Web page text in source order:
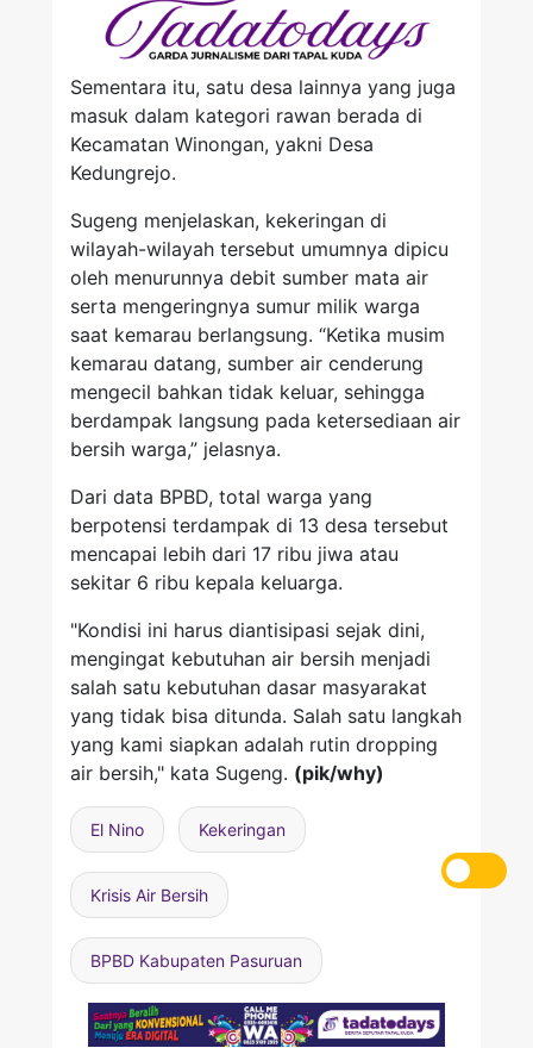
Sementara itu, satu desa lainnya yang juga
masuk dalam kategori rawan berada di
Kecamatan Winongan, yakni Desa
Kedungrejo.
Sugeng menjelaskan, kekeringan di
wilayah-wilayah tersebut umumnya dipicu
oleh menurunnya debit sumber mata air
serta mengeringnya sumur milik warga
saat kemarau berlangsung. “Ketika musim
kemarau datang, sumber air cenderung
mengecil bahkan tidak keluar, sehingga
berdampak langsung pada ketersediaan air
bersih warga,” jelasnya.
Dari data BPBD, total warga yang
berpotensi terdampak di 13 desa tersebut
mencapai lebih dari 17 ribu jiwa atau
sekitar 6 ribu kepala keluarga.
"Kondisi ini harus diantisipasi sejak dini,
mengingat kebutuhan air bersih menjadi
salah satu kebutuhan dasar masyarakat
yang tidak bisa ditunda. Salah satu langkah
yang kami siapkan adalah rutin dropping
air bersih," kata Sugeng. (pik/why)
El Nino Kekeringan
Krisis Air Bersih
BPBD Kabupaten Pasuruan